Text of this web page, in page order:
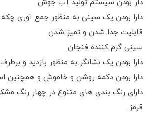
دار بودن سیستم تولید آب جوش
دارا بودن یک سینی به منظور جمع آوری
قابلیت جدا شدن و تمیز شدن
سینی گرم کننده فنجان
دارا بودن یک نشانگر به منظور بازدید و
دارا بودن دکمه روشن و خاموش و همچنین
دارای رنگ بندی های متنوع در چهار رنگ
قرمز